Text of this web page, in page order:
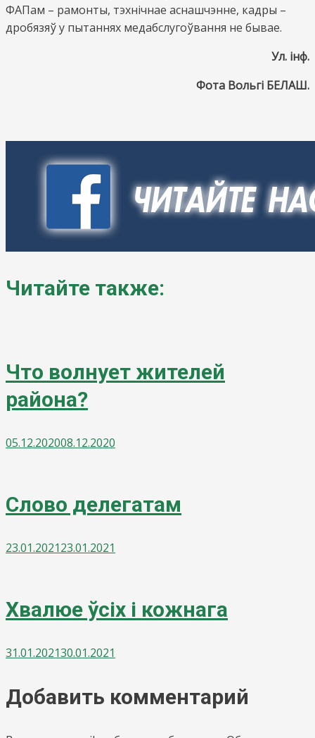
ФАПам – рамонты, тэхнічнае аснашчэнне, кадры –
дробязяў у пытаннях медабслугоўвання не бывае.
Ул. інф.
Фота Вольгі БЕЛАШ.
Читайте также:
Что волнует жителей
района?
05.12.202008.12.2020
Слово делегатам
23.01.202123.01.2021
Хвалюе ўсіх і кожнага
31.01.202130.01.2021
Добавить комментарий